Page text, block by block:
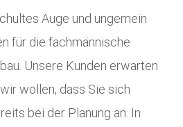
Auge und ungemein
für die fachmännische
Unsere Kunden erwarten
wollen, dass Sie sich
bei der Planung an. In